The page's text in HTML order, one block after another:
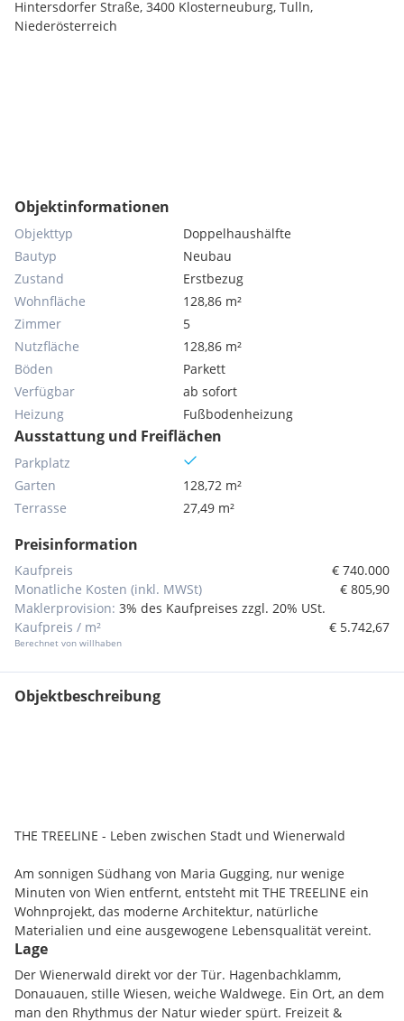
Hintersdorfer Straße, 3400 Klosterneuburg, Tulln,
Niederösterreich
Objektinformationen
Objekttyp
Doppelhaushälfte
Bautyp
Neubau
Zustand
Erstbezug
Wohnfläche
128,86 m²
Zimmer
5
Nutzfläche
128,86 m²
Böden
Parkett
Verfügbar
ab sofort
Heizung
Fußbodenheizung
Ausstattung und Freiflächen
Parkplatz
Garten
128,72 m²
Terrasse
27,49 m²
Preisinformation
Kaufpreis
€ 740.000
Monatliche Kosten (inkl. MWSt)
€ 805,90
Maklerprovision: 3% des Kaufpreises zzgl. 20% USt.
Kaufpreis / m²
Berechnet von willhaben
€ 5.742,67
Objektbeschreibung
THE TREELINE - Leben zwischen Stadt und Wienerwald
Am sonnigen Südhang von Maria Gugging, nur wenige
Minuten von Wien entfernt, entsteht mit THE TREELINE ein
Wohnprojekt, das moderne Architektur, natürliche
Materialien und eine ausgewogene Lebensqualität vereint.
Zwischen Wienerwald und Stadt entstehen 20 Häuser, die
zeitloses Design mit nachhaltiger Bauweise verbinden.
Großzügige Fensterflächen, helle Räume und private Gärten
Lage
Der Wienerwald direkt vor der Tür. Hagenbachklamm,
Donauauen, stille Wiesen, weiche Waldwege. Ein Ort, an dem
man den Rhythmus der Natur wieder spürt. Freizeit &